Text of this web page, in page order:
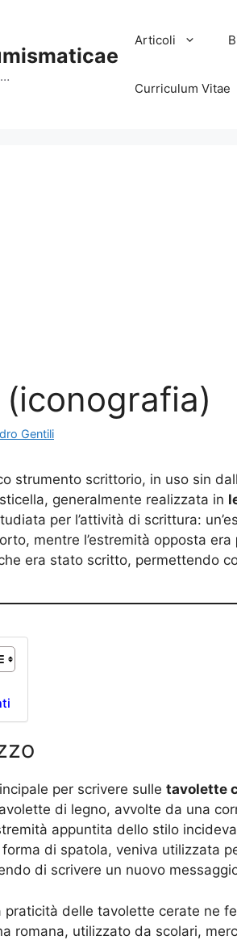
Articoli
Curriculum Vitae
Gentili
strumento scrittorio, in uso sin
generalmente realizzata in
per l’attività di scrittura:
mentre l’estremità opposta era
era stato scritto, permettendo
per scrivere sulle tavolette
di legno, avvolte da una
appuntita dello stilo
di spatola, veniva utilizzata
di scrivere un nuovo
delle tavolette cerate ne
romana, utilizzato da scolari,